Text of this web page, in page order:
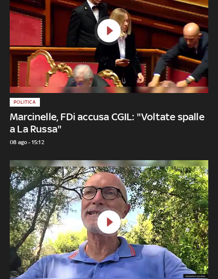
Marcinelle, FDi accusa CGIL: "Voltate spalle
a La Russa"
POLITICA
08 ago - 15:12